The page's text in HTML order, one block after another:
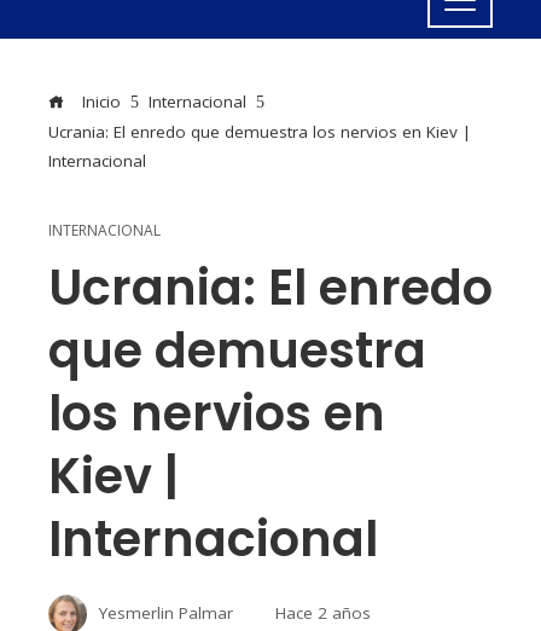
Inicio
Internacional
Ucrania: El enredo que demuestra los nervios en Kiev |
Internacional
INTERNACIONAL
Ucrania: El enredo
que demuestra
los nervios en
Kiev |
Internacional
Yesmerlin Palmar Hace 2 años